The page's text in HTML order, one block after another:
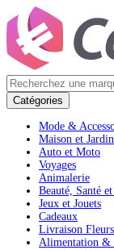
Catégories
Mode &
Maison et Jardin
Auto et Moto
Voyages
Animalerie
Beauté, Santé
Jeux et Jouets
Cadeaux
Livraison Fleurs
Alimentation &